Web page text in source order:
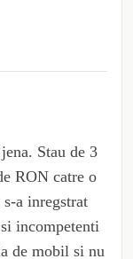
Stau de 3
RON catre o
a inregstrat
incompetenti
de mobil si nu